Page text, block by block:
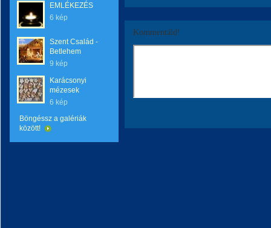
EMLÉKEZÉS
6 kép
Szent Család -
Betlehem
9 kép
Karácsonyi
mézesek
6 kép
Böngéssz a galériák
között!
Kommentáld!